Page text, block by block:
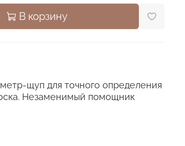
В корзину
щуп для точного определения
Незаменимый помощник